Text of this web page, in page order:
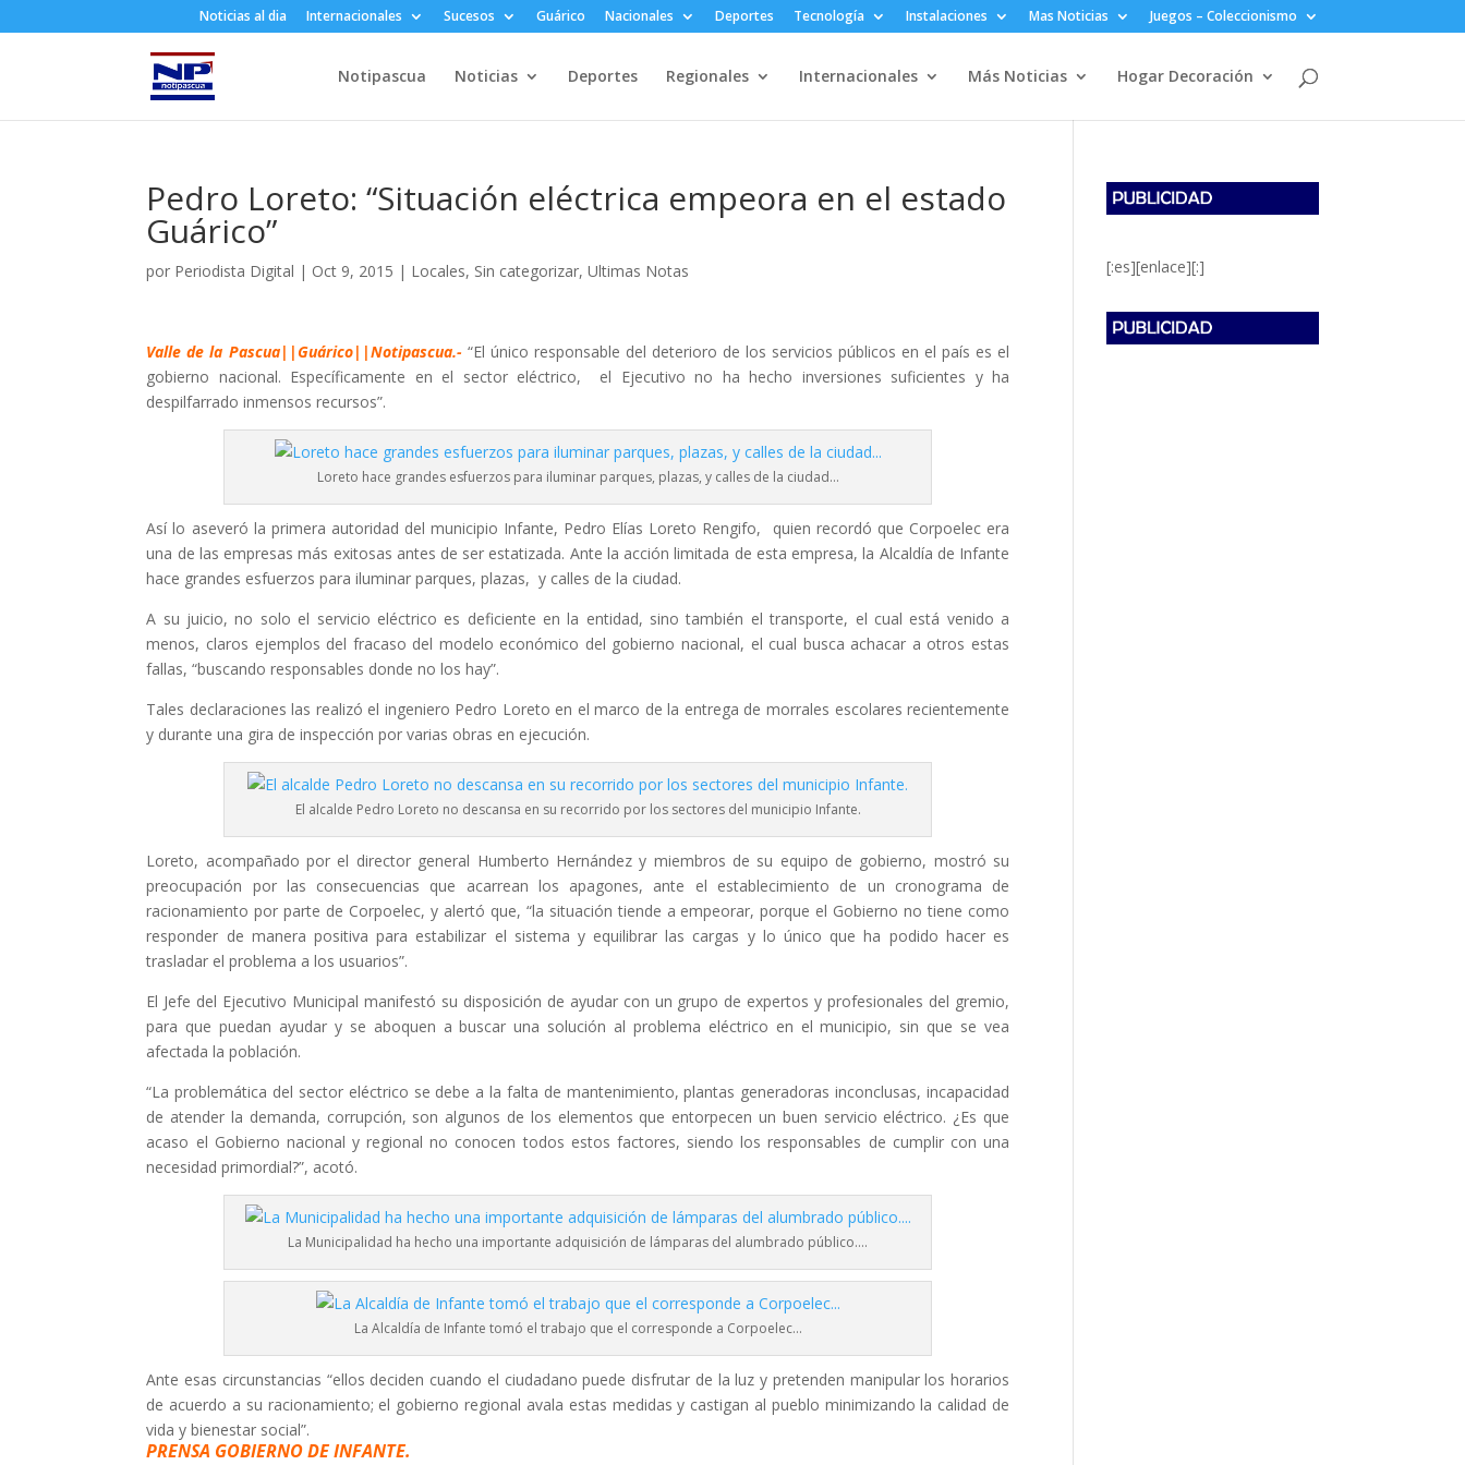
Noticias al dia Internacionales Sucesos Guárico Nacionales Deportes Tecnología Instalaciones Mas Noticias Juegos – Coleccionismo
Notipascua Noticias Deportes Regionales Internacionales Más Noticias Hogar Decoración
Pedro Loreto: “Situación eléctrica empeora en el estado
Guárico”
por Periodista Digital | Oct 9, 2015 | Locales, Sin categorizar,Ultimas Notas
Valle de la Pascua||Guárico||Notipascua.- “El único responsable del deterioro de los servicios públicos en el país es el
gobierno nacional. Específicamente en el sector eléctrico, el Ejecutivo no ha hecho inversiones suficientes y ha
despilfarrado inmensos recursos”.
Loreto hace grandes esfuerzos para iluminar parques, plazas, y calles de la ciudad…
Así lo aseveró la primera autoridad del municipio Infante, Pedro Elías Loreto Rengifo, quien recordó que Corpoelec era
una de las empresas más exitosas antes de ser estatizada. Ante la acción limitada de esta empresa, la Alcaldía de Infante
hace grandes esfuerzos para iluminar parques, plazas, y calles de la ciudad.
A su juicio, no solo el servicio eléctrico es deficiente en la entidad, sino también el transporte, el cual está venido a
menos, claros ejemplos del fracaso del modelo económico del gobierno nacional, el cual busca achacar a otros estas
fallas, “buscando responsables donde no los hay”.
Tales declaraciones las realizó el ingeniero Pedro Loreto en el marco de la entrega de morrales escolares recientemente
y durante una gira de inspección por varias obras en ejecución.
El alcalde Pedro Loreto no descansa en su recorrido por los sectores del municipio Infante.
Loreto, acompañado por el director general Humberto Hernández y miembros de su equipo de gobierno, mostró su
preocupación por las consecuencias que acarrean los apagones, ante el establecimiento de un cronograma de
racionamiento por parte de Corpoelec, y alertó que, “la situación tiende a empeorar, porque el Gobierno no tiene como
responder de manera positiva para estabilizar el sistema y equilibrar las cargas y lo único que ha podido hacer es
trasladar el problema a los usuarios”.
El Jefe del Ejecutivo Municipal manifestó su disposición de ayudar con un grupo de expertos y profesionales del gremio,
para que puedan ayudar y se aboquen a buscar una solución al problema eléctrico en el municipio, sin que se vea
afectada la población.
“La problemática del sector eléctrico se debe a la falta de mantenimiento, plantas generadoras inconclusas, incapacidad
de atender la demanda, corrupción, son algunos de los elementos que entorpecen un buen servicio eléctrico. ¿Es que
acaso el Gobierno nacional y regional no conocen todos estos factores, siendo los responsables de cumplir con una
necesidad primordial?”, acotó.
La Municipalidad ha hecho una importante adquisición de lámparas del alumbrado público….
La Alcaldía de Infante tomó el trabajo que el corresponde a Corpoelec…
Ante esas circunstancias “ellos deciden cuando el ciudadano puede disfrutar de la luz y pretenden manipular los horarios
de acuerdo a su racionamiento; el gobierno regional avala estas medidas y castigan al pueblo minimizando la calidad de
vida y bienestar social”.
PRENSA GOBIERNO DE INFANTE.
[:es][enlace][:]